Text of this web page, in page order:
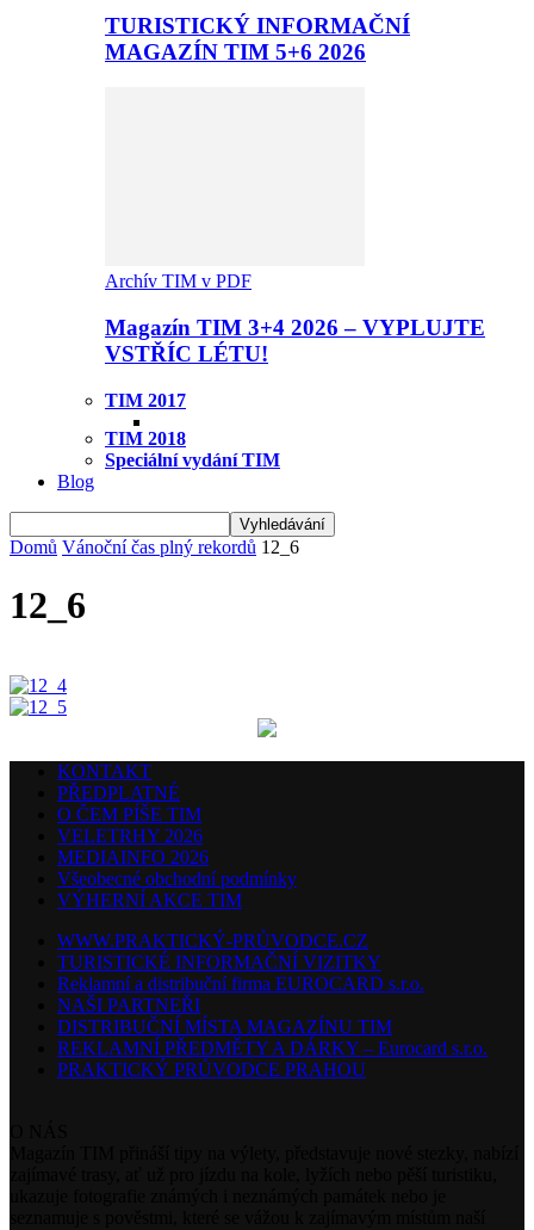
TURISTICKÝ INFORMAČNÍ
MAGAZÍN TIM 5+6 2026
Archív TIM v PDF
Magazín TIM 3+4 2026 – VYPLUJTE
VSTŘÍC LÉTU!
TIM 2017
TIM 2018
Speciální vydání TIM
Blog
Domů Vánoční čas plný rekordů 12_6
12_6
KONTAKT
PŘEDPLATNÉ
O ČEM PÍŠE TIM
VELETRHY 2026
MEDIAINFO 2026
Všeobecné obchodní podmínky
VÝHERNÍ AKCE TIM
WWW.PRAKTICKÝ-PRŮVODCE.CZ
TURISTICKÉ INFORMAČNÍ VIZITKY
Reklamní a distribuční firma EUROCARD s.r.o.
NAŠI PARTNEŘI
DISTRIBUČNÍ MÍSTA MAGAZÍNU TIM
REKLAMNÍ PŘEDMĚTY A DÁRKY – Eurocard s.r.o.
PRAKTICKÝ PRŮVODCE PRAHOU